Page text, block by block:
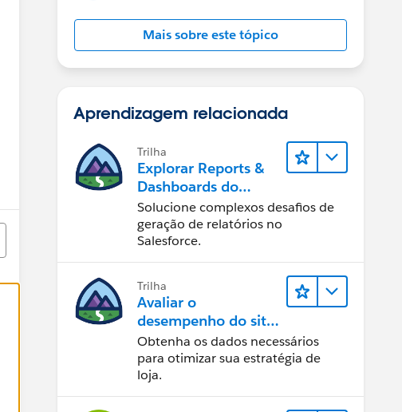
Mais sobre este tópico
Aprendizagem relacionada
Trilha
Explorar Reports &
Dashboards do
Lightning Experience
Solucione complexos desafios de
geração de relatórios no
Salesforce.
Trilha
Avaliar o
desempenho do site
com Reports &
Dashboards do B2C
Commerce
Obtenha os dados necessários
para otimizar sua estratégia de
loja.